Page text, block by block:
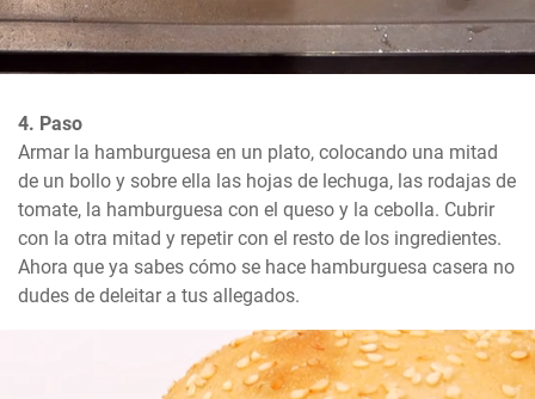
4. Paso
Armar la hamburguesa en un plato, colocando una mitad
de un bollo y sobre ella las hojas de lechuga, las rodajas de
tomate, la hamburguesa con el queso y la cebolla. Cubrir
con la otra mitad y repetir con el resto de los ingredientes.
Ahora que ya sabes cómo se hace hamburguesa casera no
dudes de deleitar a tus allegados.